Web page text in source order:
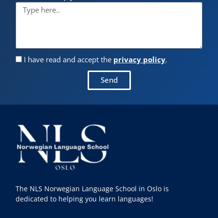
I have read and accept the privacy policy.
Send
The NLS Norwegian Language School in Oslo is
dedicated to helping you learn languages!